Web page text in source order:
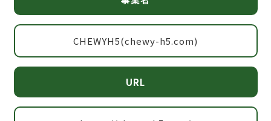
CHEWYH5(chewy-h5.com)
URL